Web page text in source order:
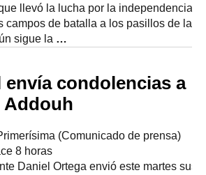
llevó la lucha por la independencia
campos de batalla a los pasillos de la
sigue la …
envía condolencias a
Addouh
(Comunicado de prensa)
8 horas‎
Daniel Ortega envió este martes sus